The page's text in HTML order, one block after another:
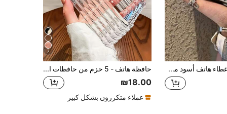
غطاء هاتف أسود مطبوع عليه رمز إيماءة هيب هوب الشارع JuL C'est Pas Des Lol، ظهر مطفي مقاوم للصدمات، غلاف واقي صلب بتغطية كاملة للاستخدام اليومي
7
حافظة هاتف - 5 حزم من حافظات الهاتف الشفافة المقاومة للصدمات من مادة TPU، متوافقة مع آيفون 17، 16، 15، 14، 13، 12، 11 برو ماكس، 17 إير، 14 بلس، X، Xs ماكس، Xr، 8 و 7 بلس غطاء خلفي
₪18.00
عملاء متكررون بشكل كبير